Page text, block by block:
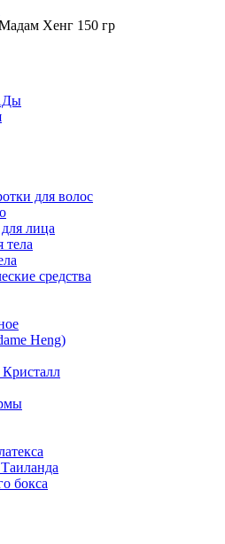
Хенг 150 гр
для волос
лица
тела
средства
Heng)
бокса